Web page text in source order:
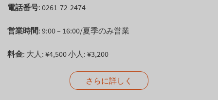
電話番号: 0261-72-2474
営業時間: 9:00 – 16:00/夏季のみ営業
料金: 大人: ¥4,500 小人: ¥3,200
さらに詳しく